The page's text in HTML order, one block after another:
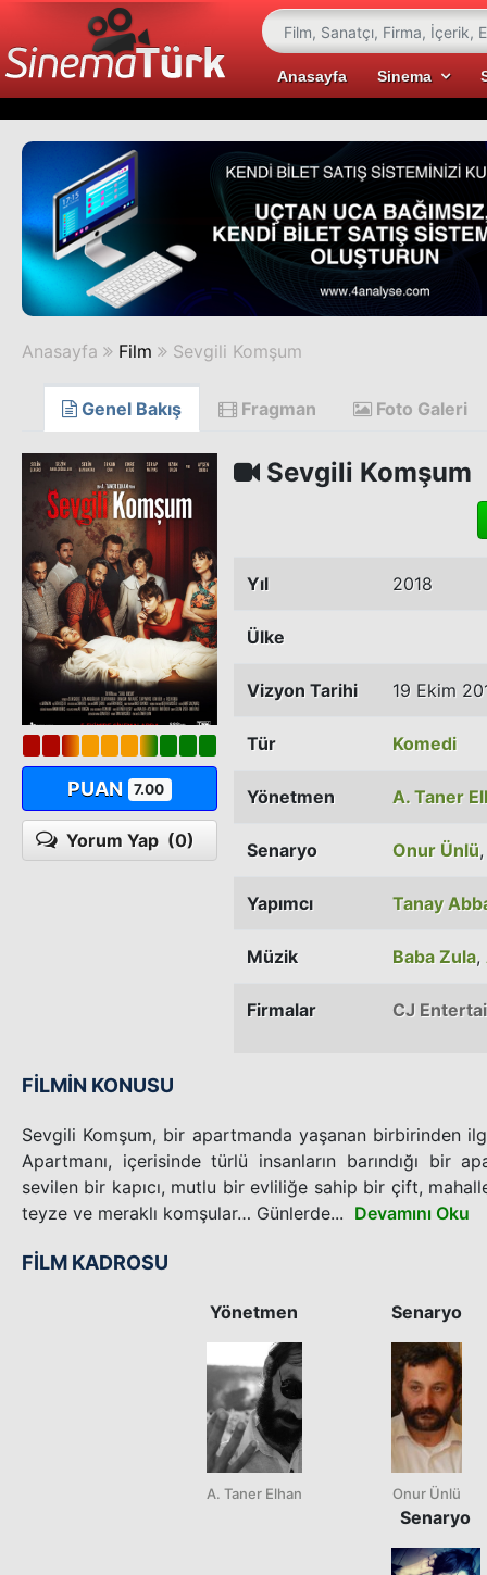
Anasayfa Sinema
Anasayfa Film Sevgili Komşum
Genel Bakış Fragman Foto Galeri
PUAN 7.00
Yorum Yap (0)
Sevgili Komşum
Yıl 2018
Ülke
Vizyon Tarihi 19 Ekim
Tür Komedi
Yönetmen A. Taner
Senaryo Onur Ünlü
Yapımcı Tanay
Müzik Baba Zula,
Firmalar CJ
FİLMİN KONUSU
Sevgili Komşum, bir apartmanda yaşanan birbirinden
Apartmanı, içerisinde türlü insanların barındığı bir
sevilen bir kapıcı, mutlu bir evliliğe sahip bir çift,
teyze ve meraklı komşular… Günlerde... Devamını Oku
FİLM KADROSU
Yönetmen
A. Taner Elhan
Senaryo
Onur Ünlü
Senaryo